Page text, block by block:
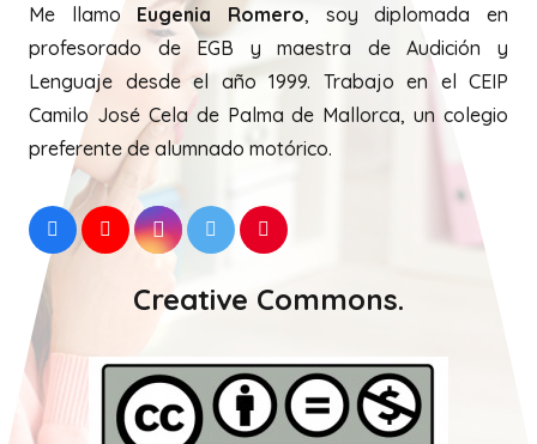
Me llamo Eugenia Romero, soy diplomada en
profesorado de EGB y maestra de Audición y
Lenguaje desde el año 1999. Trabajo en el CEIP
Camilo José Cela de Palma de Mallorca, un colegio
preferente de alumnado motórico.
Creative Commons.